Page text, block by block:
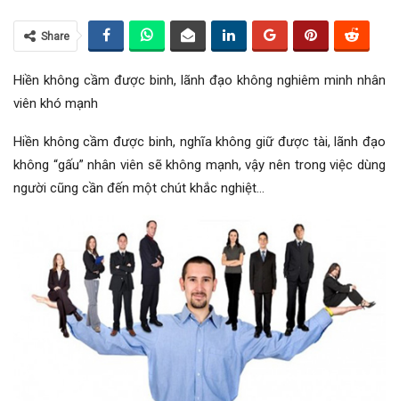
Share
Hiền không cầm được binh, lãnh đạo không nghiêm minh nhân
viên khó mạnh
Hiền không cầm được binh, nghĩa không giữ được tài, lãnh đạo
không “gấu” nhân viên sẽ không mạnh, vậy nên trong việc dùng
người cũng cần đến một chút khắc nghiệt…